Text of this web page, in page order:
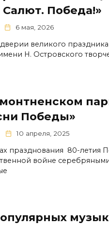
Салют. Победа!»
6 мая, 2026
великого
Н. Островского
Победы»
10 апреля, 2025
празднования 80-летия
войне